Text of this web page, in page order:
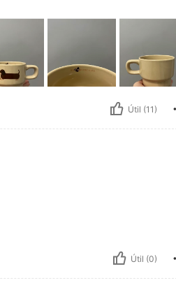
Útil (11)
Útil (0)